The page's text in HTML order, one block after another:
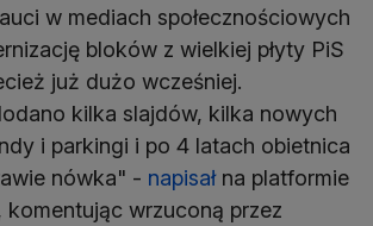
w mediach społecznościowych
bloków z wielkiej płyty PiS
już dużo wcześniej.
kilka slajdów, kilka nowych
i parkingi i po 4 latach obietnica
nówka" - napisałna platformie
komentując wrzuconą przez